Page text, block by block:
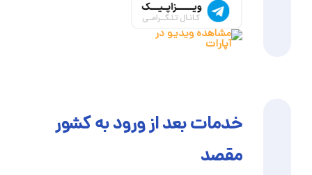
خدمات بعد از ورود به کشور
مقصد